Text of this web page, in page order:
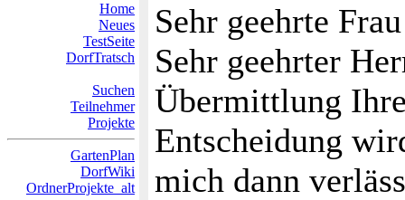
Home
Neues
TestSeite
DorfTratsch
Suchen
Teilnehmer
Projekte
GartenPlan
DorfWiki
OrdnerProjekte_alt
Sehr geehrte
Sehr geehrter
Übermittlung
Entscheidung
mich dann